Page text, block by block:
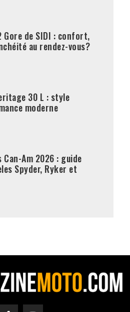
Gore de SIDI : confort,
au rendez-vous?
30 L : style
moderne
Am 2026 : guide
Spyder, Ryker et